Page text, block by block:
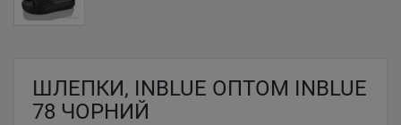
ШЛЕПКИ, INBLUE ОПТОМ INBLUE
78 ЧОРНИЙ